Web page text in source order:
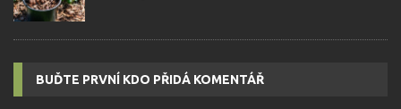
BUĎTE PRVNÍ KDO PŘIDÁ KOMENTÁŘ